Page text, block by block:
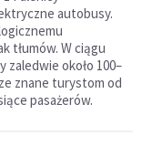
autobusy.
tłumów. W ciągu
około 100–
znane turystom od
pasażerów.